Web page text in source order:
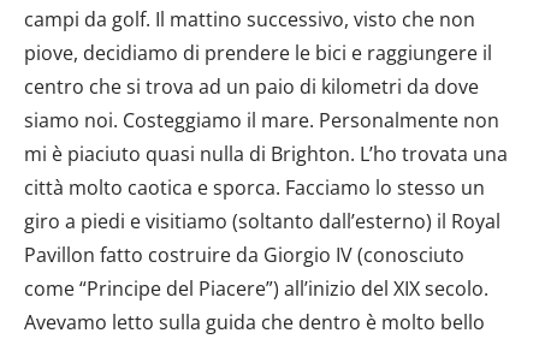
campi da golf. Il mattino successivo, visto che non
piove, decidiamo di prendere le bici e raggiungere il
centro che si trova ad un paio di kilometri da dove
siamo noi. Costeggiamo il mare. Personalmente non
mi è piaciuto quasi nulla di Brighton. L’ho trovata una
città molto caotica e sporca. Facciamo lo stesso un
giro a piedi e visitiamo (soltanto dall’esterno) il Royal
Pavillon fatto costruire da Giorgio IV (conosciuto
come “Principe del Piacere”) all’inizio del XIX secolo.
Avevamo letto sulla guida che dentro è molto bello